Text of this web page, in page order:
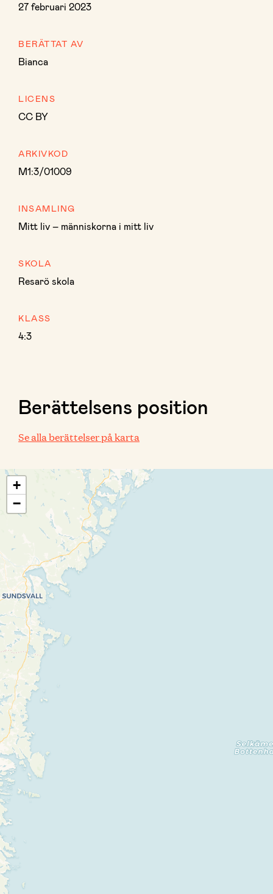
27 februari 2023
BERÄTTAT AV
Bianca
LICENS
CC BY
ARKIVKOD
M1:3/01009
INSAMLING
Mitt liv – människorna i mitt liv
SKOLA
Resarö skola
KLASS
4:3
Berättelsens position
Se alla berättelser på karta
+
−